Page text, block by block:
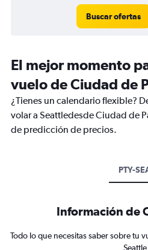
Buscar ofertas
El mejor momento
vuelo de Ciudad de
¿Tienes un calendario flexible?
volar a Seattledesde Ciudad de
de predicción de precios.
PTY-
Información de
Todo lo que necesitas saber sobre tu
Seattle